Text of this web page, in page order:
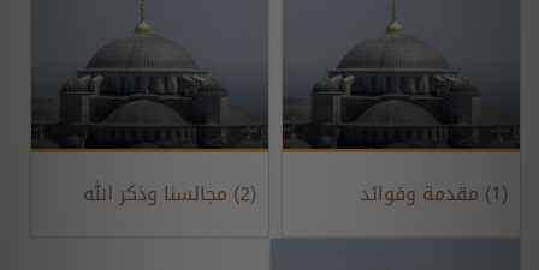
(1) مقدمة وفوائد (2) مجالسنا وذكر الله